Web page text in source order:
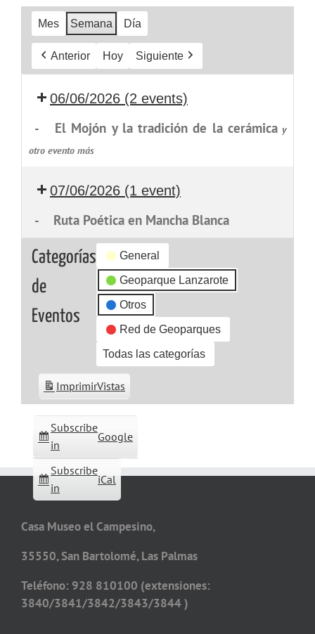
Mes Semana Día
Anterior Hoy Siguiente
06/06/2026 (2 events)
- El Mojón y la tradición de la cerámicay
otro evento más
07/06/2026 (1 event)
- Ruta Poética en Mancha Blanca
Categorías
de
Eventos
General
Geoparque Lanzarote
Otros
Red de Geoparques
Todas las categorías
Subscribe
in
Google
Subscribe
in
iCal
ImprimirVistas
Casa Museo el Campesino,
35550, San Bartolomé, Las Palmas
Teléfono: 928 810100 (extensiones:
3840/3841/3842/3843/3844 )